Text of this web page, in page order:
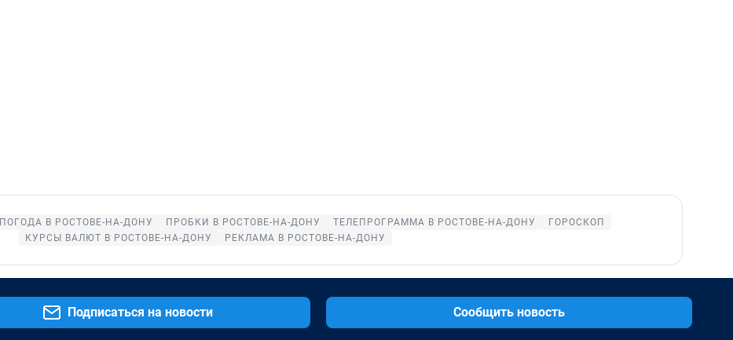
ПОГОДА В РОСТОВЕ-НА-ДОНУ ПРОБКИ В РОСТОВЕ-НА-ДОНУ ТЕЛЕПРОГРАММА В РОСТОВЕ-НА-ДОНУ
ГОРОСКОП
КУРСЫ ВАЛЮТ В РОСТОВЕ-НА-ДОНУ
РЕКЛАМА В РОСТОВЕ-НА-ДОНУ
Подписаться на новости Сообщить новость